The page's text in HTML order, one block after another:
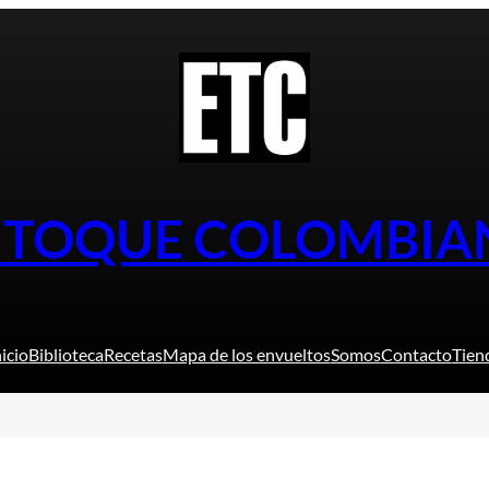
TOQUE
BibliotecaRecetasMapa de los envueltosSomosContacto